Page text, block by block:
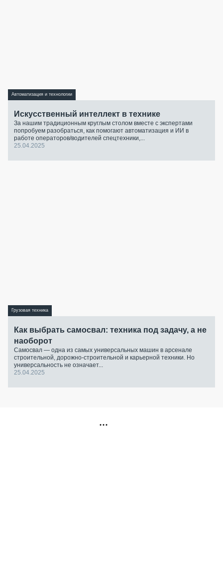
Автоматизация и технологии
Искусственный интеллект в технике
За нашим традиционным круглым столом вместе с экспертами
попробуем разобраться, как помогают автоматизация и ИИ в
работе операторов/водителей спецтехники,...
25.04.2025
Грузовая техника
Как выбрать самосвал: техника под задачу, а не
наоборот
Самосвал — одна из самых универсальных машин в арсенале
строительной, дорожно-строительной и карьерной техники. Но
универсальность не означает...
25.04.2025